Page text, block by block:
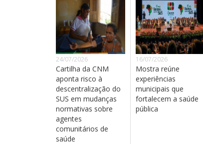
24/07/2026
Cartilha da CNM
aponta risco à
descentralização do
SUS em mudanças
normativas sobre
agentes
comunitários de
saúde
16/07/2026
Mostra reúne
experiências
municipais que
fortalecem a saúde
pública